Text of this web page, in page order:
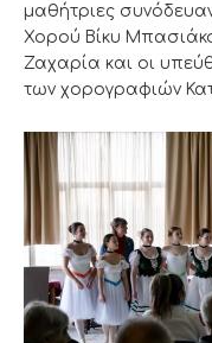
μαθήτριες
Χορού Βίκυ
Ζαχαρία και οι
των χορογραφιών